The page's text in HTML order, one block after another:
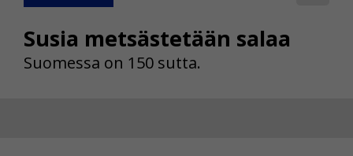
Susia metsästetään salaa
Suomessa on 150 sutta.